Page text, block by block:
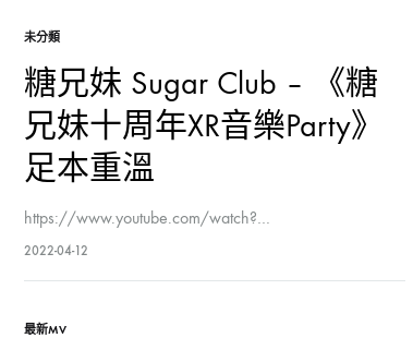
未分類
糖兄妹 Sugar Club – 《糖
兄妹十周年XR音樂Party》
足本重溫
https://www.youtube.com/watch?…
2022-04-12
最新MV